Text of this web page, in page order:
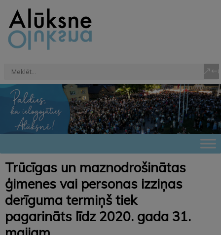
Trūcīgas un maznodrošinātas
ģimenes vai personas izziņas
derīguma termiņš tiek
pagarināts līdz 2020. gada 31.